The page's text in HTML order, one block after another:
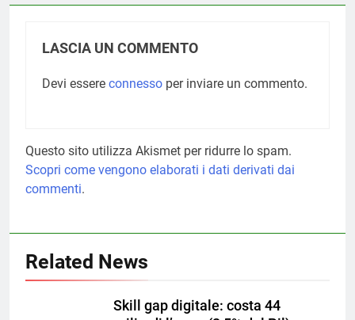
LASCIA UN COMMENTO
Devi essere connesso per inviare un commento.
Questo sito utilizza Akismet per ridurre lo spam.
Scopri come vengono elaborati i dati derivati dai
commenti.
Related News
Skill gap digitale: costa 44